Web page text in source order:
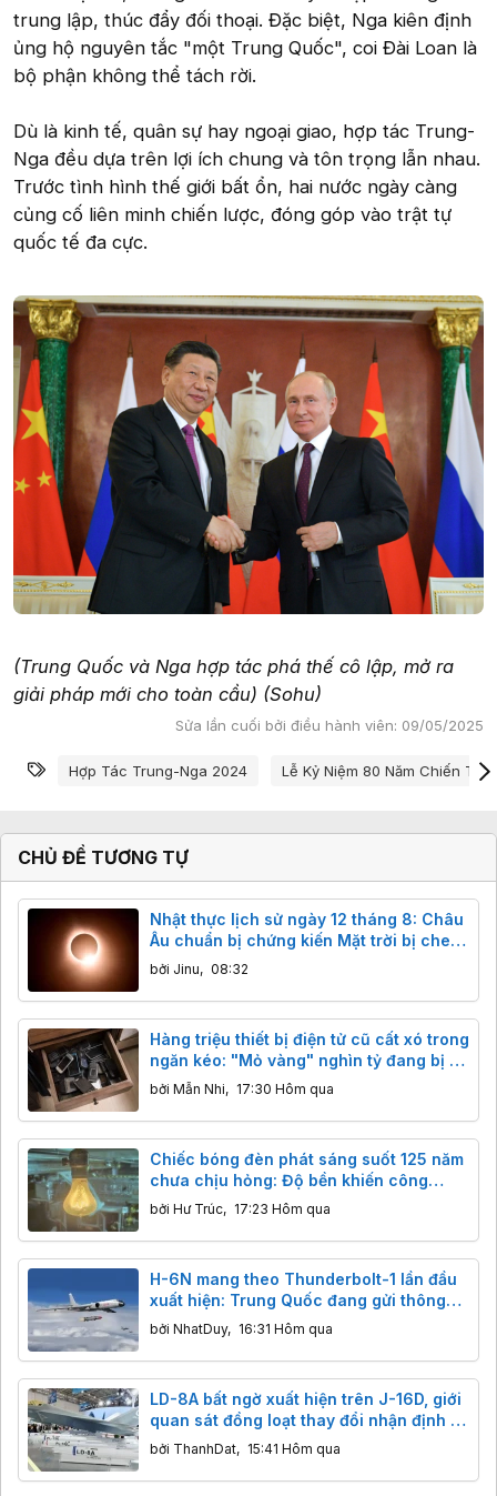
trung lập, thúc đẩy đối thoại. Đặc biệt, Nga kiên định
ủng hộ nguyên tắc "một Trung Quốc", coi Đài Loan là
bộ phận không thể tách rời.
Dù là kinh tế, quân sự hay ngoại giao, hợp tác Trung-
Nga đều dựa trên lợi ích chung và tôn trọng lẫn nhau.
Trước tình hình thế giới bất ổn, hai nước ngày càng
củng cố liên minh chiến lược, đóng góp vào trật tự
quốc tế đa cực.
(Trung Quốc và Nga hợp tác phá thế cô lập, mở ra
giải pháp mới cho toàn cầu) (Sohu)
Sửa lần cuối bởi điều hành viên: 09/05/2025
Từ khóa
Hợp Tác Trung-Nga 2024 Lễ Kỷ Niệm 80 Năm Chiến
CHỦ ĐỀ TƯƠNG TỰ
Nhật thực lịch sử ngày 12 tháng 8: Châu
Âu chuẩn bị chứng kiến Mặt trời bị che
khuất gần 98%
bởi Jinu, 08:32
Hàng triệu thiết bị điện tử cũ cất xó trong
ngăn kéo: "Mỏ vàng" nghìn tỷ đang bị bỏ
quên
bởi Mẫn Nhi, 17:30 Hôm qua
Chiếc bóng đèn phát sáng suốt 125 năm
chưa chịu hỏng: Độ bền khiến công
nghệ hiện đại cũng phải ngả nón
bởi Hư Trúc, 17:23 Hôm qua
H-6N mang theo Thunderbolt-1 lần đầu
xuất hiện: Trung Quốc đang gửi thông
điệp gì tới các nhóm tàu sân bay?
bởi NhatDuy, 16:31 Hôm qua
LD-8A bất ngờ xuất hiện trên J-16D, giới
quan sát đồng loạt thay đổi nhận định về
tên lửa chống radar mới của Trung
bởi ThanhDat, 15:41 Hôm qua